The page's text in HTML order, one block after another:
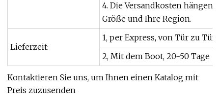
4. Die Versandkosten hängen
Größe und Ihre Region.
Lieferzeit:
1, per Express, von Tür zu Tür,
2, Mit dem Boot, 20-50 Tage
Kontaktieren Sie uns, um Ihnen einen Katalog mit
Preis zuzusenden